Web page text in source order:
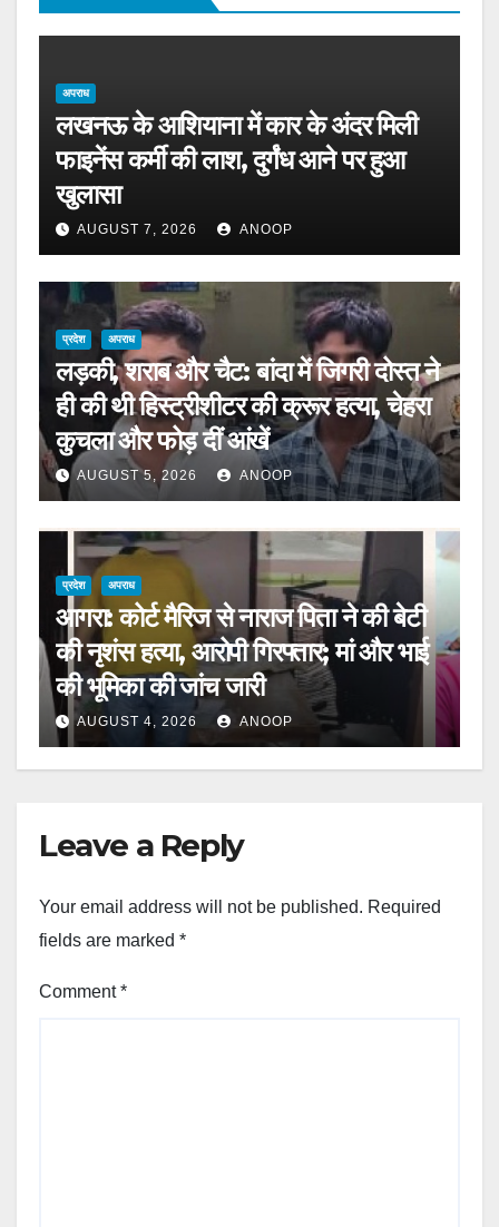
अपराध
लखनऊ के आशियाना में कार के अंदर मिली
फाइनेंस कर्मी की लाश, दुर्गंध आने पर हुआ
खुलासा
AUGUST 7, 2026 ANOOP
प्रदेश अपराध
लड़की, शराब और चैट: बांदा में जिगरी दोस्त ने
ही की थी हिस्ट्रीशीटर की क्रूर हत्या, चेहरा
कुचला और फोड़ दीं आंखें
AUGUST 5, 2026 ANOOP
प्रदेश अपराध
आगरा: कोर्ट मैरिज से नाराज पिता ने की बेटी
की नृशंस हत्या, आरोपी गिरफ्तार; मां और भाई
की भूमिका की जांच जारी
AUGUST 4, 2026 ANOOP
Leave a Reply
Your email address will not be published. Required
fields are marked *
Comment*